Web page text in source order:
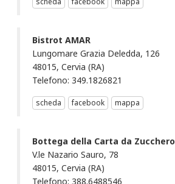
Bistrot AMAR
Lungomare Grazia Deledda, 126
48015, Cervia (RA)
Telefono: 349.1826821
scheda facebook mappa
Bottega della Carta da Zucchero
V.le Nazario Sauro, 78
48015, Cervia (RA)
Telefono: 388.6488546